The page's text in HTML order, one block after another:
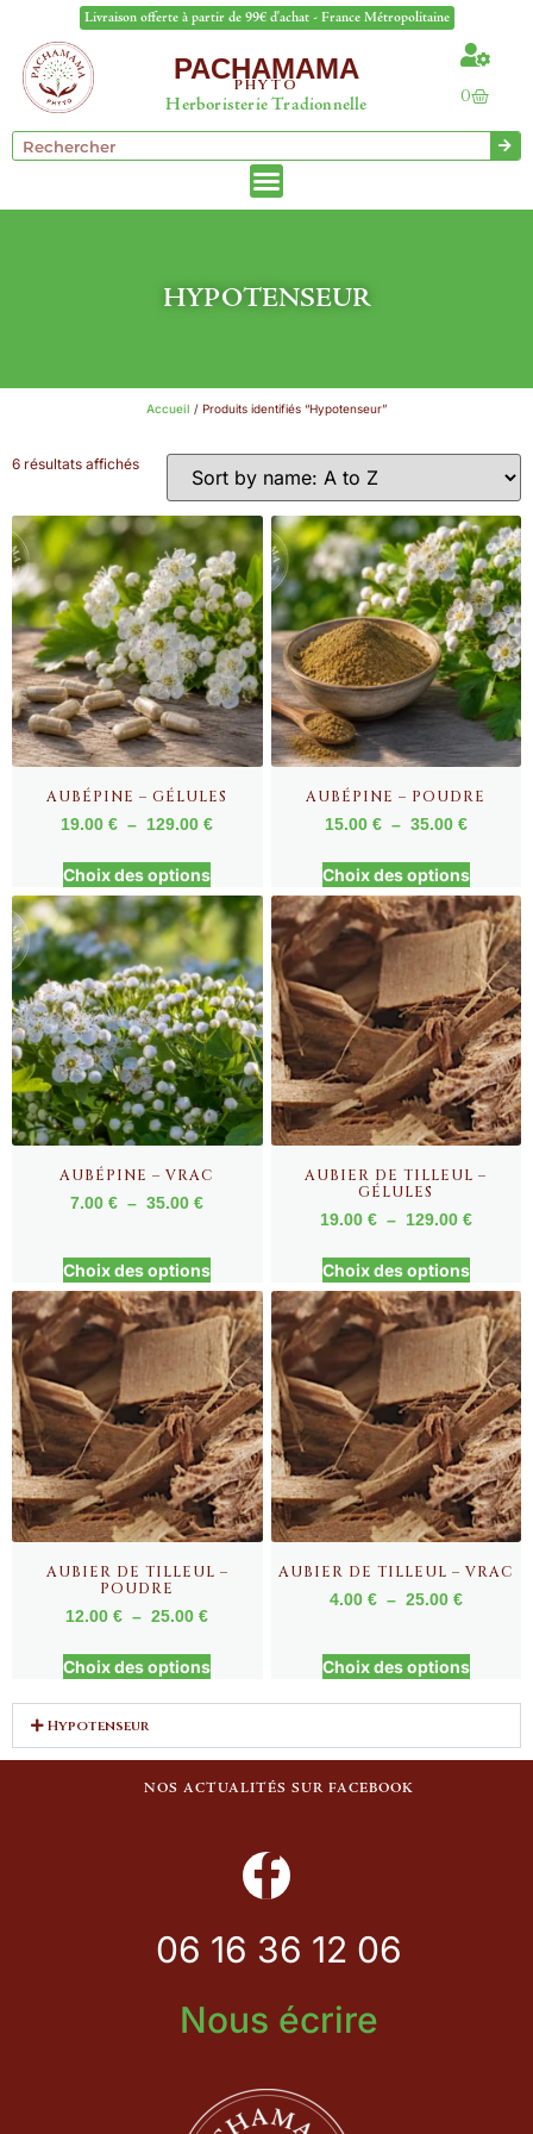
Livraison offerte à partir de 99€ d'achat - France Métropolitaine
PACHAMAMA
PHYTO
Herboristerie Tradionnelle 0
HYPOTENSEUR
Accueil / Produits identifiés “Hypotenseur”
6 résultats affichés
AUBÉPINE – GÉLULES
19.00€ – 129.00€
Choix des options
AUBÉPINE – POUDRE
15.00 € – 35.00 €
Choix des options
AUBÉPINE – VRAC
7.00€ – 35.00€
Choix des options
AUBIER DE TILLEUL –
GÉLULES
19.00 € – 129.00 €
Choix des options
AUBIER DE TILLEUL –
POUDRE
12.00€ – 25.00€
Choix des options
AUBIER DE TILLEUL – VRAC
4.00 € – 25.00 €
Choix des options
Hypotenseur
NOS ACTUALITÉS SUR FACEBOOK
06 16 36 12 06
Nous écrire